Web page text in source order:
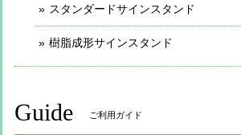
スタンダードサインスタンド
樹脂成形サインスタンド
Guide ご利用ガイド